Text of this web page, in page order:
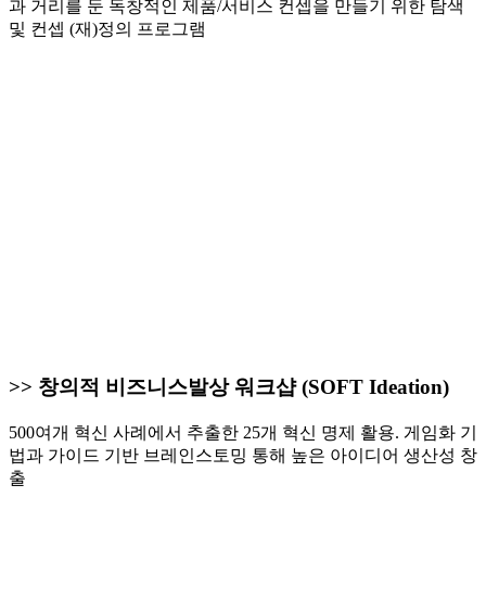
과 거리를 둔 독창적인 제품/서비스 컨셉을 만들기 위한 탐색
및 컨셉 (재)정의 프로그램
>> 창의적 비즈니스발상 워크샵 (SOFT Ideation)
500여개 혁신 사례에서 추출한 25개 혁신 명제 활용. 게임화 기
법과 가이드 기반 브레인스토밍 통해 높은 아이디어 생산성 창
출